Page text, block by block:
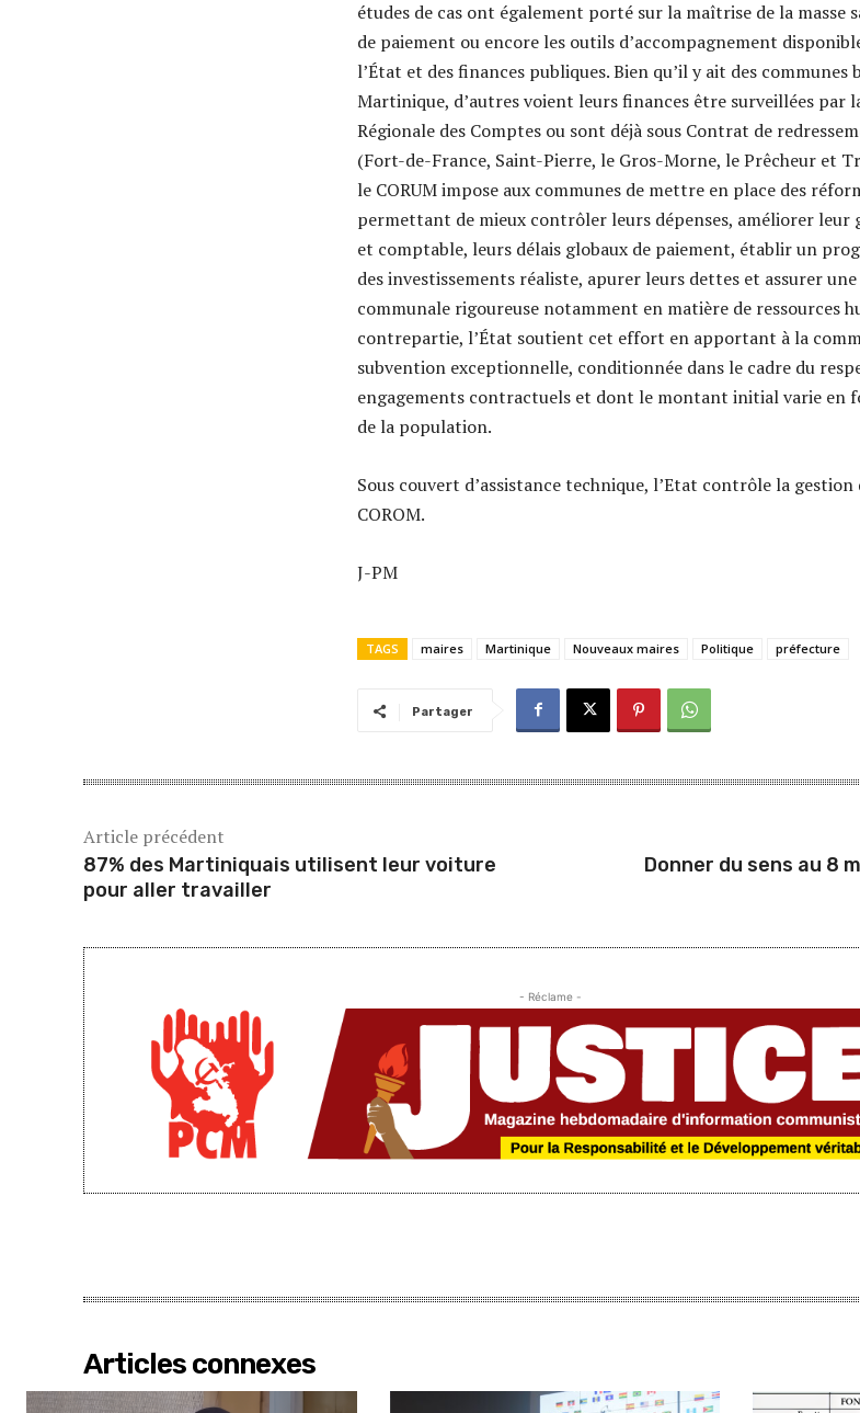
études de cas ont également porté sur la maîtrise de la masse
de paiement ou encore les outils d’accompagnement
l’État et des finances publiques. Bien qu’il y ait des communes
Martinique, d’autres voient leurs finances être surveillées par
Régionale des Comptes ou sont déjà sous Contrat de
(Fort-de-France, Saint-Pierre, le Gros-Morne, le Prêcheur et
le CORUM impose aux communes de mettre en place des
permettant de mieux contrôler leurs dépenses, améliorer leur
et comptable, leurs délais globaux de paiement, établir un
des investissements réaliste, apurer leurs dettes et assurer
communale rigoureuse notamment en matière de ressources
contrepartie, l’État soutient cet effort en apportant à la
subvention exceptionnelle, conditionnée dans le cadre du
engagements contractuels et dont le montant initial varie en
de la population.
Sous couvert d’assistance technique, l’Etat contrôle la gestion
COROM.
J-PM
TAGS maires Martinique Nouveaux maires Politique préfecture
Partager
Article précédent
87% des Martiniquais utilisent leur voiture
pour aller travailler
Donner du sens au 8
- Réclame -
Articles connexes